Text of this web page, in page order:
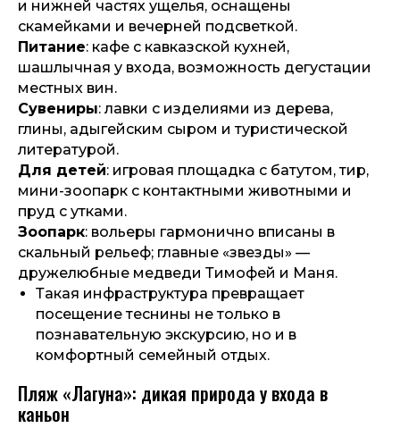
и нижней частях ущелья, оснащены
скамейками и вечерней подсветкой.
Питание: кафе с кавказской кухней,
шашлычная у входа, возможность дегустации
местных вин.
Сувениры: лавки с изделиями из дерева,
глины, адыгейским сыром и туристической
литературой.
Для детей: игровая площадка с батутом, тир,
мини-зоопарк с контактными животными и
пруд с утками.
Зоопарк: вольеры гармонично вписаны в
скальный рельеф; главные «звезды» —
дружелюбные медведи Тимофей и Маня.
Такая инфраструктура превращает
посещение теснины не только в
познавательную экскурсию, но и в
комфортный семейный отдых.
Пляж «Лагуна»: дикая природа у входа в
каньон